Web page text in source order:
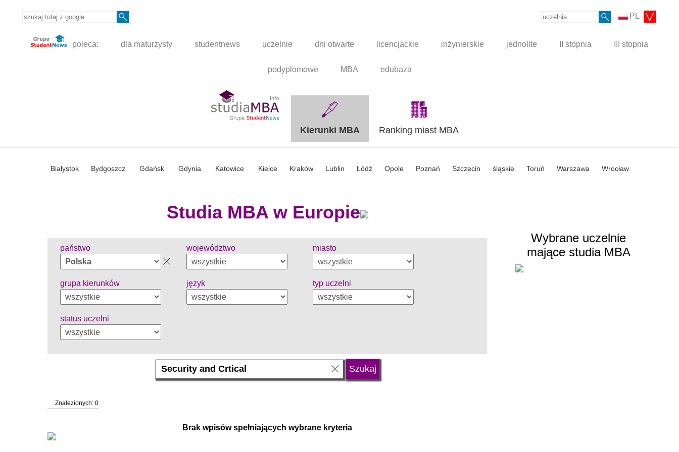
PL
poleca: dla maturzysty studentnews uczelnie dni otwarte licencjackie inżynierskie jednolite II stopnia III stopnia
podyplomowe MBA edubaza
Kierunki MBA Ranking miast MBA
Białystok Bydgoszcz Gdańsk Gdynia Katowice Kielce Kraków Lublin Łódź Opole Poznań Szczecin śląskie Toruń Warszawa Wrocław
Studia MBA w Europie
państwo województwo miasto
grupa kierunków język typ uczelni
status uczelni
Znalezionych: 0
Brak wpisów spełniających wybrane kryteria
Wybrane uczelnie
mające studia MBA